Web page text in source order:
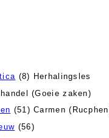
(8) Herhalingsles
(Goeie zaken)
(51) Carmen
(56)